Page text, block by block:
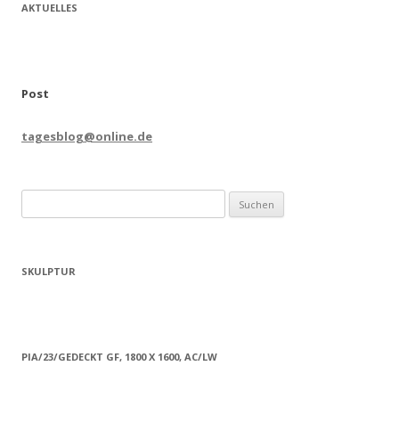
AKTUELLES
Post
tagesblog@online.de
nach:
SKULPTUR
PIA/23/GEDECKT GF, 1800 X 1600, AC/LW